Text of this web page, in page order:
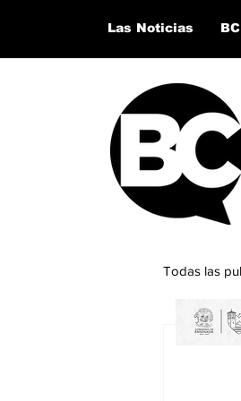
Las Noticias
Todas las
Lo